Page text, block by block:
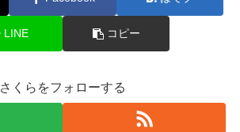
LINE コピー
さくらをフォローする